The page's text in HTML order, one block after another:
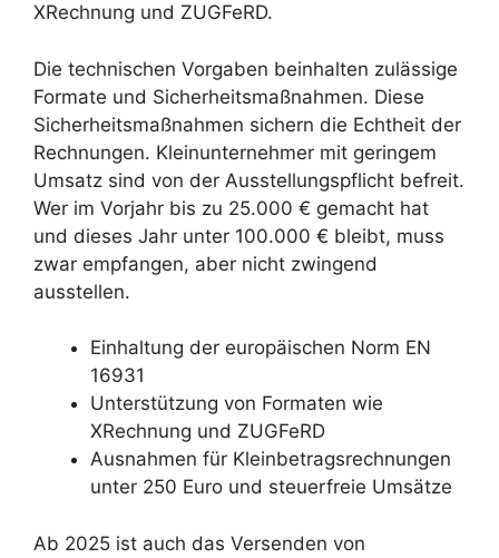
XRechnung und ZUGFeRD.
Die technischen Vorgaben beinhalten zulässige
Formate und Sicherheitsmaßnahmen. Diese
Sicherheitsmaßnahmen sichern die Echtheit der
Rechnungen. Kleinunternehmer mit geringem
Umsatz sind von der Ausstellungspflicht befreit.
Wer im Vorjahr bis zu 25.000 € gemacht hat
und dieses Jahr unter 100.000 € bleibt, muss
zwar empfangen, aber nicht zwingend
ausstellen.
Einhaltung der europäischen Norm EN
16931
Unterstützung von Formaten wie
XRechnung und ZUGFeRD
Ausnahmen für Kleinbetragsrechnungen
unter 250 Euro und steuerfreie Umsätze
Ab 2025 ist auch das Versenden von